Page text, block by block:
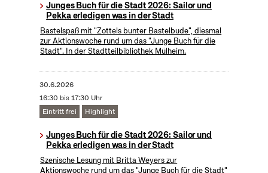
Junges Buch für die Stadt 2026: Sailor und
Pekka erledigen was in der Stadt
Bastelspaß mit "Zottels bunter Bastelbude", diesmal
zur Aktionswoche rund um das "Junge Buch für die
Stadt". In der Stadtteilbibliothek Mülheim.
30.6.2026
16:30 bis 17:30 Uhr
Eintritt frei
Highlight
Junges Buch für die Stadt 2026: Sailor und
Pekka erledigen was in der Stadt
Szenische Lesung mit Britta Weyers zur
Aktionswoche rund um das "Junge Buch für die Stadt"